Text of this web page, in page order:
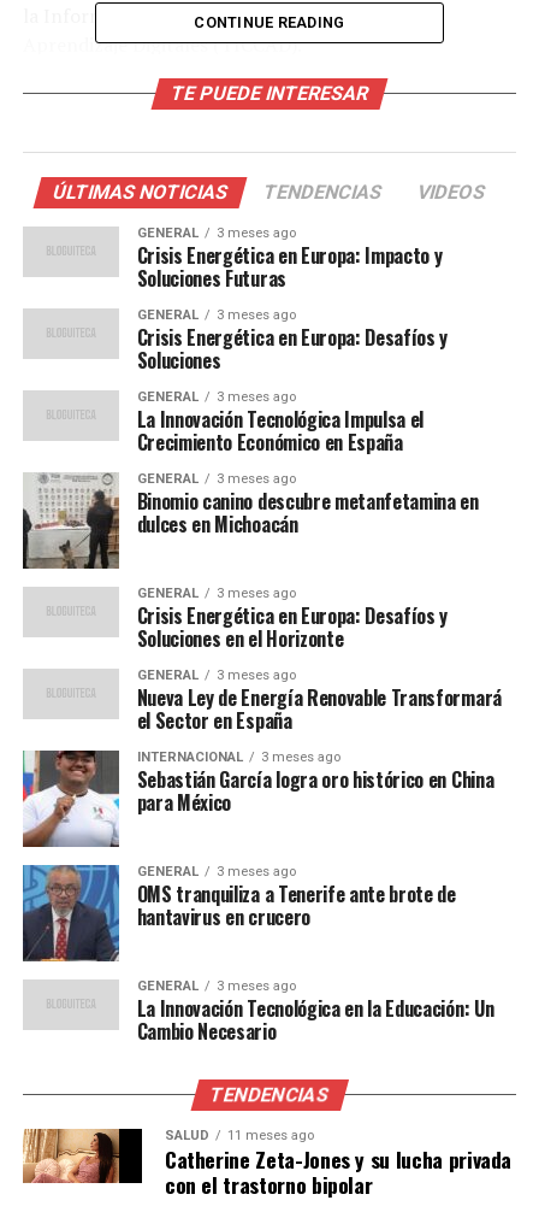
la Información, Comunicación, Conocimiento y
Aprendizaje Digitales (TICCAD).
Desafíos actuales en la
educación inclusiva
Según el Instituto Nacional de Estadística y Geografía
(INEGI), las personas con discapacidad enfrentan
numerosos obstáculos para acceder a la educación. Las
barreras de comunicación y la falta de infraestructura
inclusiva son algunos de los principales desafíos.
Aunque se han logrado avances en el apoyo a las
Verde reconocen que aún queda mucho por hacer para
atender las necesidades de este grupo de la población
mexicana.
“El ejercicio pleno del
derecho a la educación de
los educandos con
discapacidad auditiva inicia
con la enseñanza de la
lengua de señas mexicana”,
afirmaron los legisladores.
Propuesta de ley y su
implementación
La propuesta de ley busca asegurar que todos los
contenidos transmitidos por las plataformas digitales y
la televisión educativa incluyan intérpretes de lenguaje
de señas mexicana. Además, se propone que se ofrezcan
educativa, tanto en la educación pública como privada.
La Dirección General @prende.mx de la Secretaría de
Educación Pública (SEP) sería la encargada de
implementar estos cambios.
CONTINUE READING
TE PUEDE INTERESAR
ÚLTIMAS NOTICIAS TENDENCIAS VIDEOS
GENERAL 3 meses ago
Crisis Energética en Europa: Impacto y
Soluciones Futuras
GENERAL 3 meses ago
Crisis Energética en Europa: Desafíos y
Soluciones
GENERAL 3 meses ago
La Innovación Tecnológica Impulsa el
Crecimiento Económico en España
GENERAL 3 meses ago
Binomio canino descubre metanfetamina en
dulces en Michoacán
GENERAL 3 meses ago
Crisis Energética en Europa: Desafíos y
Soluciones en el Horizonte
GENERAL 3 meses ago
Nueva Ley de Energía Renovable Transformará
el Sector en España
INTERNACIONAL 3 meses ago
Sebastián García logra oro histórico en China
para México
GENERAL 3 meses ago
OMS tranquiliza a Tenerife ante brote de
hantavirus en crucero
GENERAL 3 meses ago
La Innovación Tecnológica en la Educación: Un
Cambio Necesario
TENDENCIAS
SALUD 11 meses ago
Catherine Zeta-Jones y su lucha privada
con el trastorno bipolar